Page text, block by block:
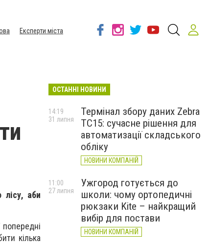
Експерти міста
лісу, аби
кілька
ОСТАННІ НОВИНИ
Термінал збору даних Zebra
TC15: сучасне рішення для
автоматизації складського
обліку
НОВИНИ КОМПАНІЙ
14:19
31 липня
Ужгород готується до
школи: чому ортопедичні
рюкзаки Kite – найкращий
вибір для постави
НОВИНИ КОМПАНІЙ
11:00
27 липня